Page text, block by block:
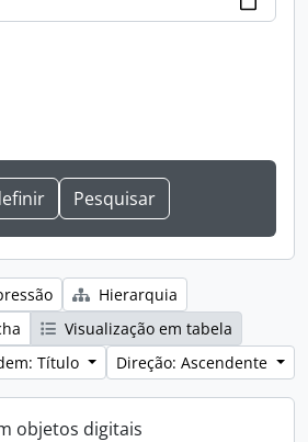
Hierarquia
Visualização em tabela
Título
Direção: Ascendente
objetos digitais